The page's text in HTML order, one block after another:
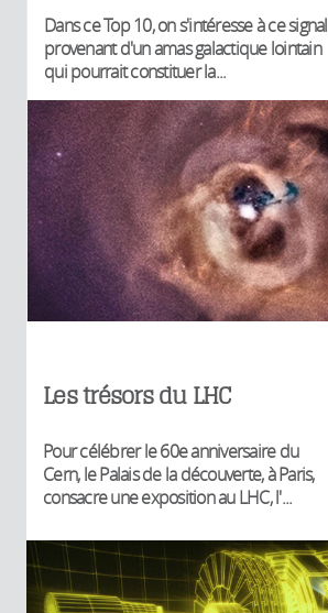
Dans ce Top 10, on s'intéresse à ce signal
provenant d'un amas galactique lointain
qui pourrait constituer la...
Les trésors du LHC
Pour célébrer le 60e anniversaire du
Cern, le Palais de la découverte, à Paris,
consacre une exposition au LHC, l'...